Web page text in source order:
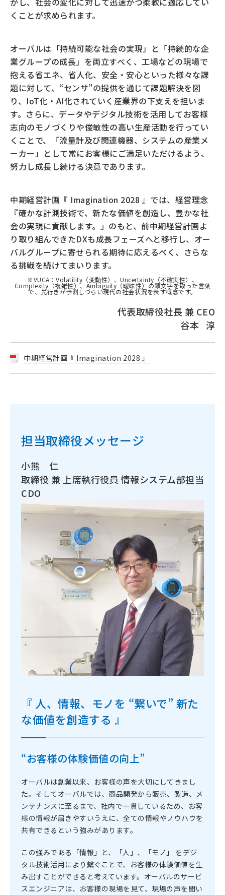
くことが求められます。
オーバルは「持続可能な社会の実現」と「持続的な企
業グループの成長」を両立すべく、工場などの現場で
抱える省エネ、省人化、安全・安心といった様々な課
題に対して、“センサ”の提供を通じて課題解決を図
り、IoT化・AI化されていく産業界の下支えを担いま
す。さらに、データやデジタル技術を活用してお客様
志向のモノづくりや俊敏性の高い生産活動を行ってい
くことで、「流量計及び関連機器、システムの産業メ
ーカー」として常にお客様にご満足いただけるよう、
努力し成長し続ける決意であります。
中期経営計画『 Imagination 2028 』では、経営理念
『確かな計測技術で、新たな価値を創造し、豊かな社
会の実現に貢献します。』のもと、前中期経営計画よ
り取り組んできたDXも成長フェーズへと移行し、オー
バルグループに寄せられる期待に応えるべく、さらな
る挑戦を続けてまいります。
※VUCA：Volatility（変動性）、Uncertainty（不確実性）、
Complexity（複雑性）、Ambiguity（曖昧性）の頭文字を取った言葉
で、先行きが予測しづらい現代の社会状況を表す概念です。
代表取締役社長 兼 CEO
谷本 淳
中期経営計画『 Imagination 2028 』
担当取締役メッセージ
小熊 仁
取締役 兼 上席執行役員 情報システム部担当
CDO
『 ⼈、情報、モノを “繋いで” 新た
な価値を創造する 』
“お客様の体験価値の向上”
オーバルは創業以来、お客様の声を大切にしてきまし
た。そしてオーバルでは、商品開発から販売、製造、メ
ンテナンスに至るまで、社内で一貫しているため、お客
様の情報が届きやすいうえに、全ての情報やノウハウを
共有できるという強みがあります。
この強みである「情報」と、「⼈」、「モノ」 をデジ
タル技術活用により繋ぐことで、お客様の体験価値を生
み出すことができると考えています。オーバルのサービ
スエンジニアは、お客様の現場を見て、現場の声を聞い